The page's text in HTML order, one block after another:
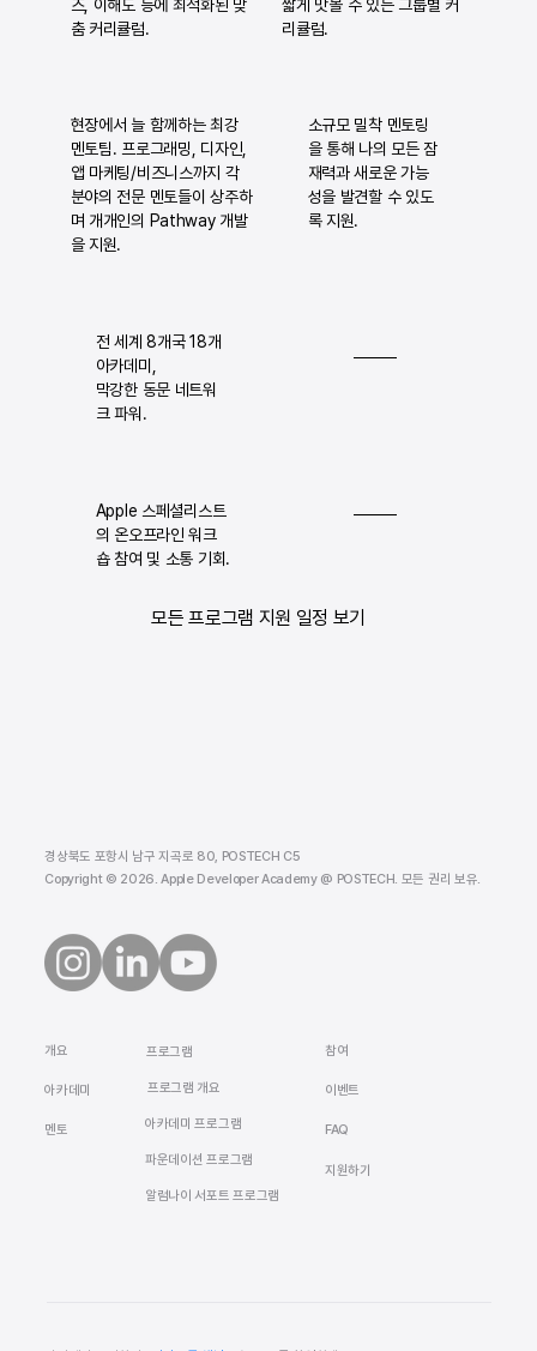
즈, 이해도 등에 최적화된 맞
춤 커리큘럼.
짧게 맛볼 수 있는 그룹별 커
리큘럼.
현장에서 늘 함께하는 최강
멘토팀. 프로그래밍, 디자인,
앱 마케팅/비즈니스까지 각
분야의 전문 멘토들이 상주하
며 개개인의 Pathway 개발
을 지원.
소규모 밀착 멘토링
을 통해 나의 모든 잠
재력과 새로운 가능
성을 발견할 수 있도
록 지원.
전 세계 8개국 18개
아카데미,
막강한 동문 네트워
크 파워.
Apple 스페셜리스트
의 온오프라인 워크
숍 참여 및 소통 기회.
모든 프로그램 지원 일정 보기
경상북도 포항시 남구 지곡로 80, POSTECH C5
Copyright © 2026. Apple Developer Academy @ POSTECH. 모든 권리 보유.
​개요
​아카데미
멘토
프로그램
프로그램 개요
아카데미 프로그램
​파운데이션 프로그램
알럼나이 서포트 프로그램
참여
이벤트
FAQ
지원하기